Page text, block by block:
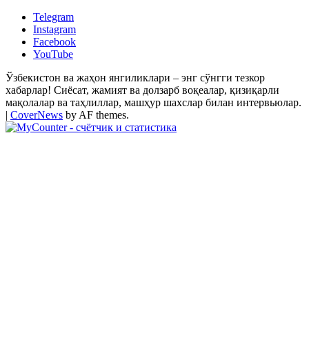
Telegram
Instagram
Facebook
YouTube
Ўзбекистон ва жаҳон янгиликлари – энг сўнгги тезкор
хабарлар! Сиёсат, жамият ва долзарб воқеалар, қизиқарли
мақолалар ва таҳлиллар, машҳур шахслар билан интервьюлар.
| CoverNews by AF themes.